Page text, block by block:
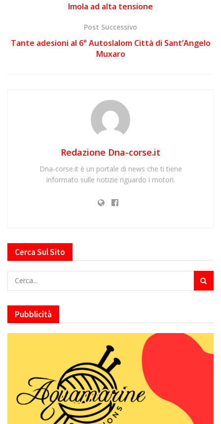
Imola ad alta tensione
Post Successivo
Tante adesioni al 6° Autoslalom Città di Sant’Angelo
Muxaro
Redazione Dna-corse.it
Dna-corse.it è un portale di news che ti tiene
informato sulle notizie riguardo i motori.
Cerca Sul Sito
Pubblicità